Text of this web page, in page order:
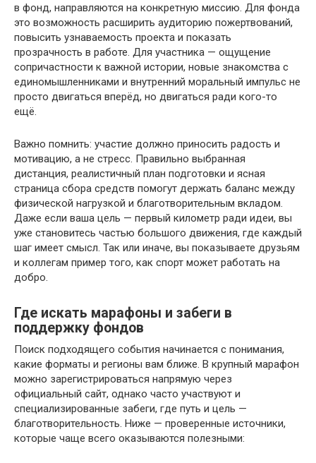
в фонд, направляются на конкретную миссию. Для фонда
это возможность расширить аудиторию пожертвований,
повысить узнаваемость проекта и показать
прозрачность в работе. Для участника — ощущение
сопричастности к важной истории, новые знакомства с
единомышленниками и внутренний моральный импульс не
просто двигаться вперёд, но двигаться ради кого-то
ещё.
Важно помнить: участие должно приносить радость и
мотивацию, а не стресс. Правильно выбранная
дистанция, реалистичный план подготовки и ясная
страница сбора средств помогут держать баланс между
физической нагрузкой и благотворительным вкладом.
Даже если ваша цель — первый километр ради идеи, вы
уже становитесь частью большого движения, где каждый
шаг имеет смысл. Так или иначе, вы показываете друзьям
и коллегам пример того, как спорт может работать на
добро.
Где искать марафоны и забеги в
поддержку фондов
Поиск подходящего события начинается с понимания,
какие форматы и регионы вам ближе. В крупный марафон
можно зарегистрироваться напрямую через
официальный сайт, однако часто участвуют и
специализированные забеги, где путь и цель —
благотворительность. Ниже — проверенные источники,
которые чаще всего оказываются полезными: